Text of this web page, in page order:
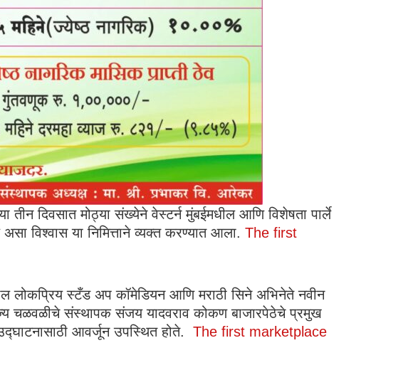
दिवसात मोठ्या संख्येने वेस्टर्न मुंबईमधील आणि विशेषता पार्ले
विश्वास या निमित्ताने व्यक्त करण्यात आला. The first
लोकप्रिय स्टँड अप कॉमेडियन आणि मराठी सिने अभिनेते नवीन
चळवळीचे संस्थापक संजय यादवराव कोकण बाजारपेठेचे प्रमुख
आवर्जून उपस्थित होते. The first marketplace